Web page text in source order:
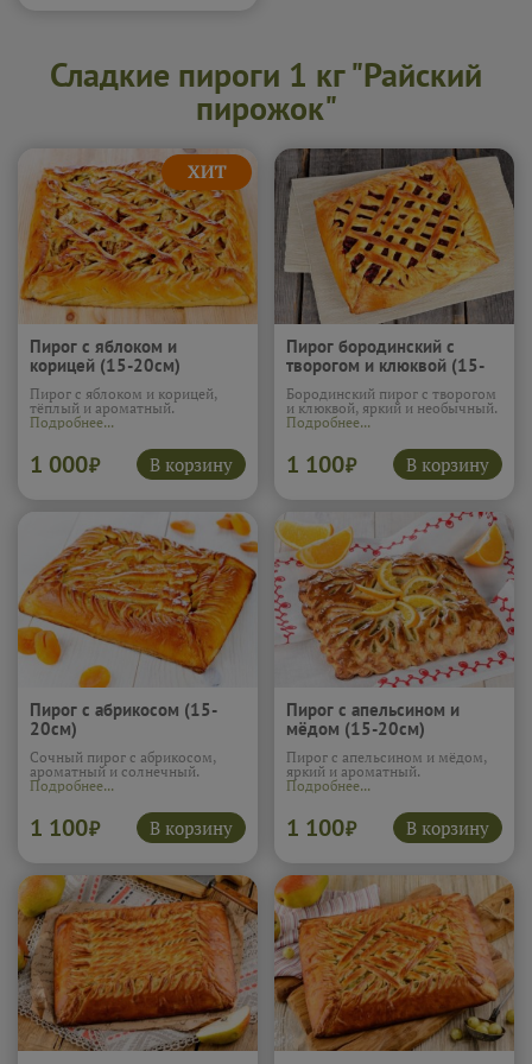
Сладкие пироги 1 кг "Райский
пирожок"
Пирог с яблоком и
корицей (15-20см)
Пирог с яблоком и корицей,
тёплый и ароматный.
Подробнее...
1 000₽ В корзину
Пирог бородинский с
творогом и клюквой (15-
20см)
Бородинский пирог с творогом
и клюквой, яркий и необычный.
Подробнее...
1 100₽ В корзину
Пирог с абрикосом (15-
20см)
Сочный пирог с абрикосом,
ароматный и солнечный.
Подробнее...
1 100₽ В корзину
Пирог с апельсином и
мёдом (15-20см)
Пирог с апельсином и мёдом,
яркий и ароматный.
Подробнее...
1 100₽ В корзину